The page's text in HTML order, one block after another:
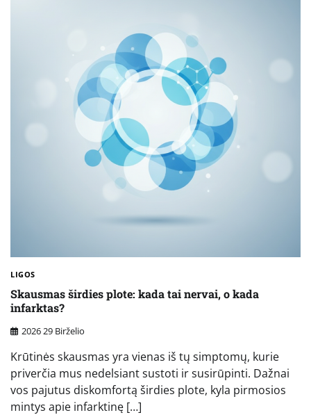
LIGOS
Skausmas širdies plote: kada tai nervai, o kada
infarktas?
2026 29 Birželio
Krūtinės skausmas yra vienas iš tų simptomų, kurie
priverčia mus nedelsiant sustoti ir susirūpinti. Dažnai
vos pajutus diskomfortą širdies plote, kyla pirmosios
mintys apie infarktinę […]